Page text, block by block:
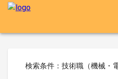
検索条件：技術職（機械・電